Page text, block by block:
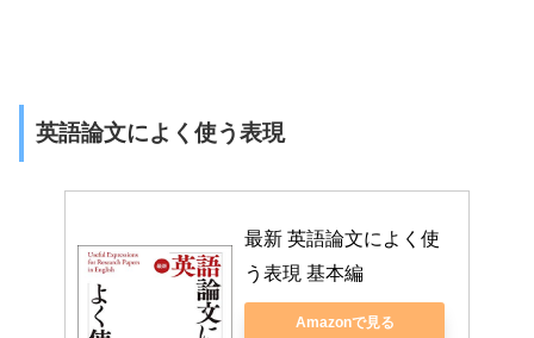
英語論文によく使う表現
最新 英語論文によく使
う表現 基本編
Amazonで見る